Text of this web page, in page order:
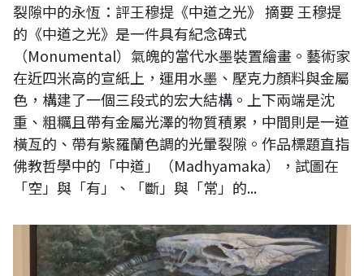
裂隙中的永恆：評王穆提《中道之光》 摘要 王穆提
的《中道之光》是一件具有紀念碑式
（Monumental）氣魄的當代水墨裝置繪畫。藝術家
在近四米高的宣紙上，運用水墨、壓克力顏料與金屬
色，構建了一個三段式的宏大結構。上下兩端是沈
重、粗糲且帶有金屬光澤的物質積累，中間則是一道
橫亙的、帶有紫羅蘭色調的光暈裂隙。作品標題直指
佛教哲學中的「中道」（Madhyamaka），試圖在
「空」與「有」、「斷」與「常」的...